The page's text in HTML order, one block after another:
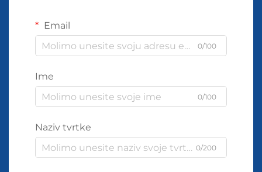
Email
0/100
Ime
0/100
Naziv tvrtke
0/200